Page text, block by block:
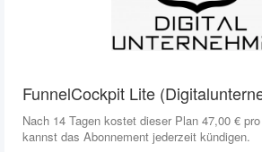
FunnelCockpit Lite
Nach 14 Tagen kostet dieser Plan 47,00 €
kannst das Abonnement jederzeit kündigen.